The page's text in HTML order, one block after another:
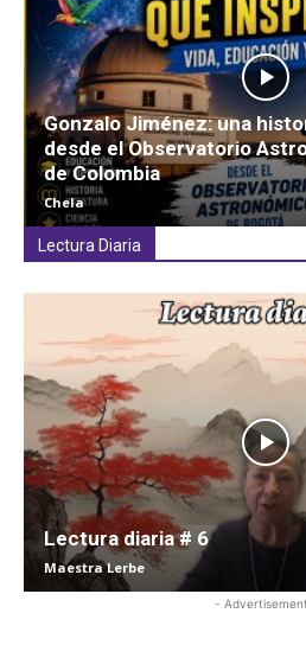
Gonzalo Jiménez: una
desde el Observatorio
de Colombia
Chela
Lectura Diaria
Lectura diaria # 6
Maestra Lerbe
-